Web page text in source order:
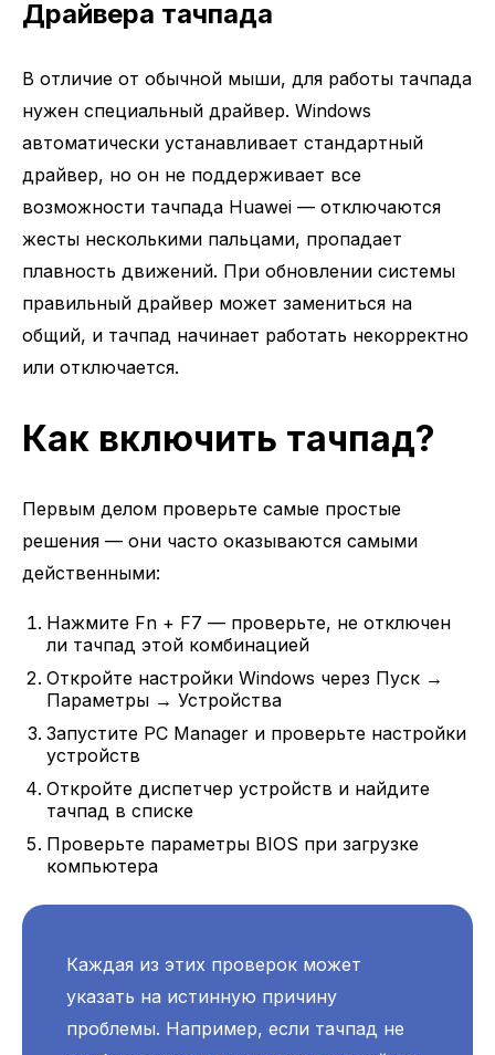
Драйвера тачпада
В отличие от обычной мыши, для работы тачпада
нужен специальный драйвер. Windows
автоматически устанавливает стандартный
драйвер, но он не поддерживает все
возможности тачпада Huawei — отключаются
жесты несколькими пальцами, пропадает
плавность движений. При обновлении системы
правильный драйвер может замениться на
общий, и тачпад начинает работать некорректно
или отключается.
Как включить тачпад?
Первым делом проверьте самые простые
решения — они часто оказываются самыми
действенными:
Нажмите Fn + F7 — проверьте, не отключен
ли тачпад этой комбинацией
Откройте настройки Windows через Пуск →
Параметры → Устройства
Запустите PC Manager и проверьте настройки
устройств
Откройте диспетчер устройств и найдите
тачпад в списке
Проверьте параметры BIOS при загрузке
компьютера
Каждая из этих проверок может
указать на истинную причину
проблемы. Например, если тачпад не